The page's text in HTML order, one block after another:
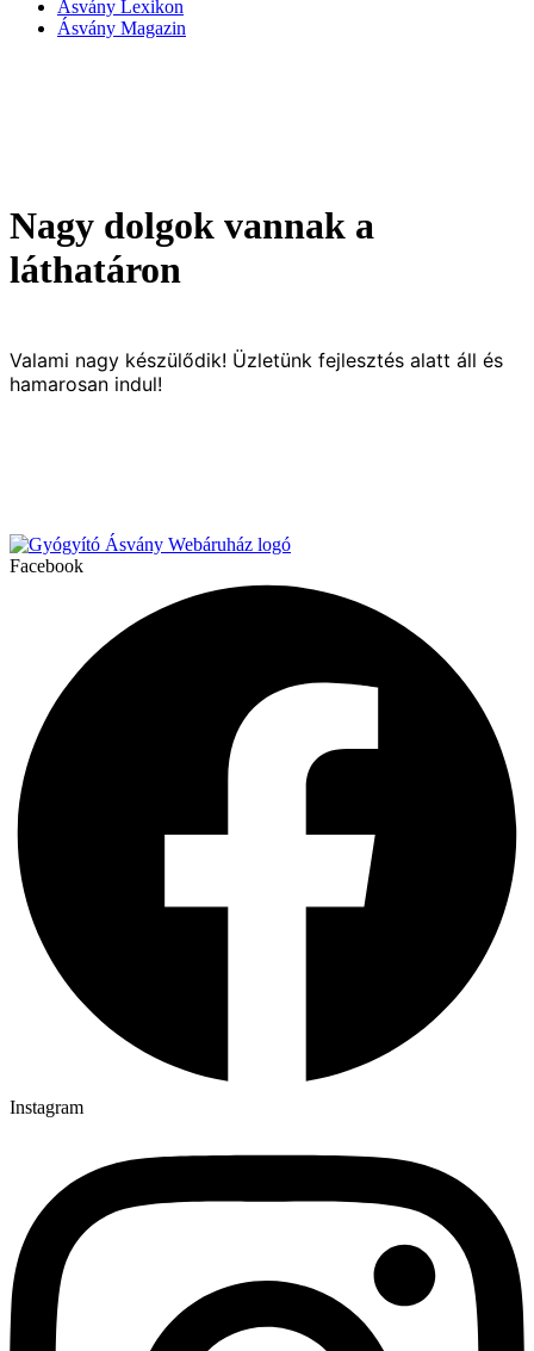
Ásvány Lexikon
Ásvány Magazin
Nagy dolgok vannak a
láthatáron
Valami nagy készülődik! Üzletünk fejlesztés alatt áll és
hamarosan indul!
Facebook
Instagram